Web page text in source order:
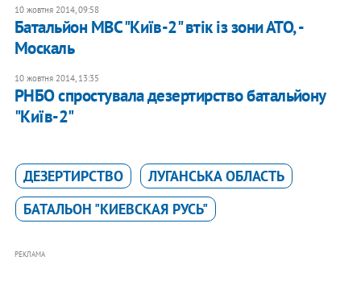
10 жовтня 2014, 09:58
Батальйон МВС "Київ-2" втік із зони АТО, -
Москаль
10 жовтня 2014, 13:35
РНБО спростувала дезертирство батальйону
"Київ-2"
ДЕЗЕРТИРСТВО
ЛУГАНСЬКА ОБЛАСТЬ
БАТАЛЬОН "КИЕВСКАЯ РУСЬ"
РЕКЛАМА